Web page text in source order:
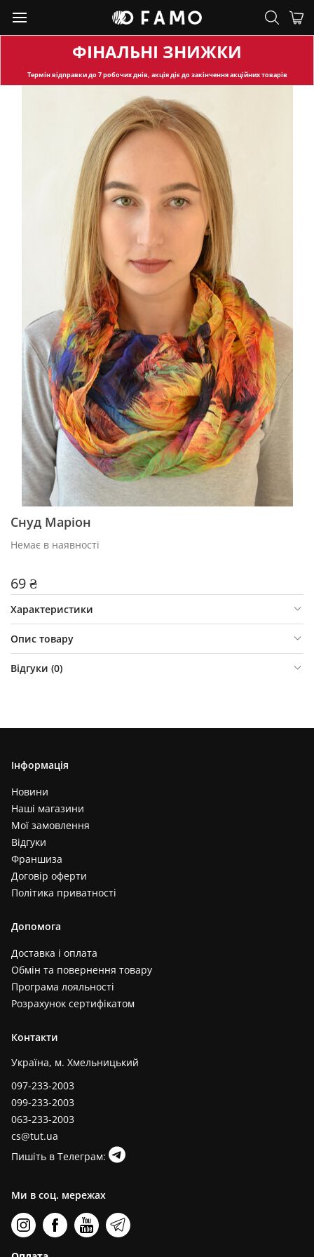
ФІНАЛЬНІ ЗНИЖКИ
Термін відправкидо 7 робочих днів, акція діє до закінчення акційних товарів
Снуд Маріон
Немає в наявності
69 ₴
Характеристики
Опис товару
Відгуки (0)
Інформація
Новини
Наші магазини
Мої замовлення
Відгуки
Франшиза
Договір оферти
Політика приватності
Допомога
Доставка і оплата
Обмін та повернення товару
Програма лояльності
Розрахунок сертифікатом
Контакти
Україна, м. Хмельницький
097-233-2003
099-233-2003
063-233-2003
cs@tut.ua
Пишіть в Телеграм:
Ми в соц. мережах